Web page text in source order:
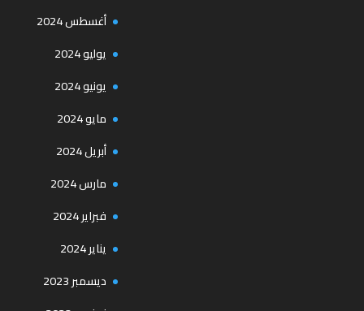
أغسطس 2024
يوليو 2024
يونيو 2024
مايو 2024
أبريل 2024
مارس 2024
فبراير 2024
يناير 2024
ديسمبر 2023